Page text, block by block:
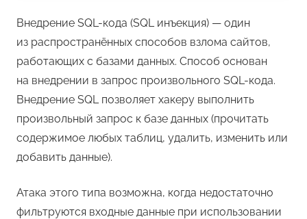
Внедрение SQL-кода (SQL инъекция) — один
из распространённых способов взлома сайтов,
работающих с базами данных. Способ основан
на внедрении в запрос произвольного SQL-кода.
Внедрение SQL позволяет хакеру выполнить
произвольный запрос к базе данных (прочитать
содержимое любых таблиц, удалить, изменить или
добавить данные).
Атака этого типа возможна, когда недостаточно
фильтруются входные данные при использовании